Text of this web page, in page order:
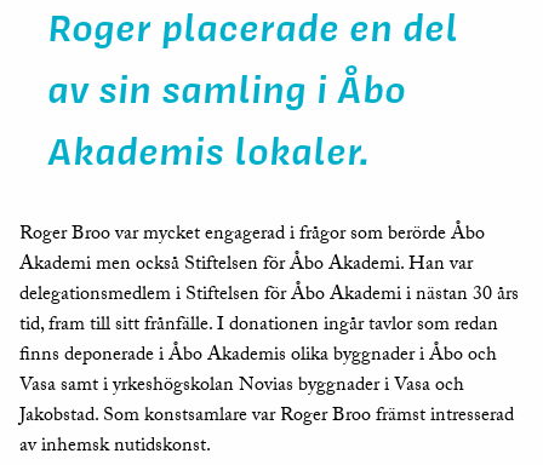
Roger placerade en del
av sin samling i Åbo
Akademis lokaler.
Roger Broo var mycket engagerad i frågor som berörde Åbo
Akademi men också Stiftelsen för Åbo Akademi. Han var
delegationsmedlem i Stiftelsen för Åbo Akademi i nästan 30 års
tid, fram till sitt frånfälle. I donationen ingår tavlor som redan
finns deponerade i Åbo Akademis olika byggnader i Åbo och
Vasa samt i yrkeshögskolan Novias byggnader i Vasa och
Jakobstad. Som konstsamlare var Roger Broo främst intresserad
av inhemsk nutidskonst.